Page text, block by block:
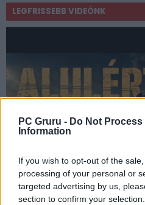
PC Gruru - Do Not Process
Information
If you wish to opt-out of the
processing of your personal or
targeted advertising by us,
section to confirm your
LEGFRISSEBB VIDEÓNK